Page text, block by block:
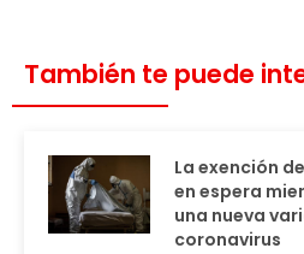
También te puede
La exención
en espera
una nueva
coronavirus